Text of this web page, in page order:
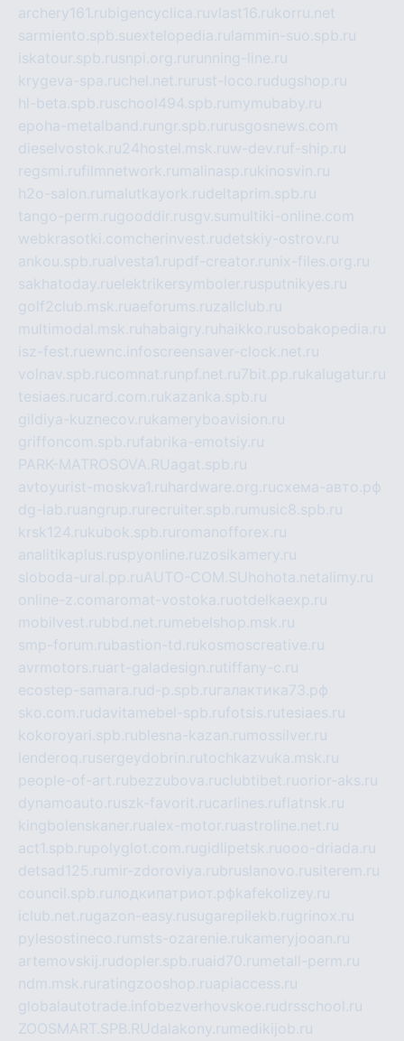
archery161.rubigencyclica.ruvlast16.rukorru.net
sarmiento.spb.suextelopedia.ru lammin-suo.spb.ru
iskatour.spb.rusnpi.org.ru running-line.ru
krygeva-spa.ruchel.net.ru rust-loco.rudugshop.ru
hl-beta.spb.ruschool494.spb.ru mymubaby.ru
epoha-metalband.ru ngr.spb.ru rusgosnews.com
dieselvostok.ru24hostel.msk.ruw-dev.ruf-ship.ru
regsmi.rufilmnetwork.ru malinasp.rukinosvin.ru
h2o-salon.ru malutkayork.rudeltaprim.spb.ru
tango-perm.rugooddir.rusgv.su multiki-online.com
webkrasotki.comcherinvest.rudetskiy-ostrov.ru
ankou.spb.rualvesta1.rupdf-creator.ru nix-files.org.ru
sakhatoday.ruelektrikersymboler.rusputnikyes.ru
golf2club.msk.ruaeforums.ruzallclub.ru
multimodal.msk.ru habaigry.ru haikko.rusobakopedia.ru
isz-fest.ruewnc.infoscreensaver-clock.net.ru
volnav.spb.rucomnat.ru npf.net.ru7bit.pp.rukalugatur.ru
tesiaes.rucard.com.rukazanka.spb.ru
gildiya-kuznecov.rukameryboavision.ru
griffoncom.spb.rufabrika-emotsiy.ru
PARK-MATROSOVA.RUagat.spb.ru
avtoyurist-moskva1.ru hardware.org.ruсхема-авто.рф
dg-lab.ruangrup.ru recruiter.spb.ru music8.spb.ru
krsk124.rukubok.spb.ru romanofforex.ru
analitikaplus.ruspyonline.ruzosikamery.ru
sloboda-ural.pp.ruAUTO-COM.SU hohota.netalimy.ru
online-z.comaromat-vostoka.ruotdelkaexp.ru
mobilvest.rubbd.net.ru mebelshop.msk.ru
smp-forum.rubastion-td.rukosmoscreative.ru
avrmotors.ruart-galadesign.rutiffany-c.ru
ecostep-samara.rud-p.spb.ru галактика73.рф
sko.com.rudavitamebel-spb.rufotsis.rutesiaes.ru
kokoroyari.spb.rublesna-kazan.ru mossilver.ru
lenderoq.rusergeydobrin.rutochkazvuka.msk.ru
people-of-art.rubezzubova.ruclubtibet.ruorior-aks.ru
dynamoauto.ruszk-favorit.rucarlines.ruflatnsk.ru
kingbolenskaner.rualex-motor.ruastroline.net.ru
act1.spb.rupolyglot.com.rugidlipetsk.ruooo-driada.ru
detsad125.ru mir-zdoroviya.rubruslanovo.rusiterem.ru
council.spb.ruлодкипатриот.рфkafekolizey.ru
iclub.net.rugazon-easy.rusugarepilekb.rugrinox.ru
pylesostineco.ru msts-ozarenie.rukameryjooan.ru
artemovskij.rudopler.spb.ruaid70.ru metall-perm.ru
ndm.msk.ru ratingzooshop.ruapiaccess.ru
globalautotrade.info bezverhovskoe.rudrsschool.ru
ZOOSMART.SPB.RUdalakony.ru medikijob.ru